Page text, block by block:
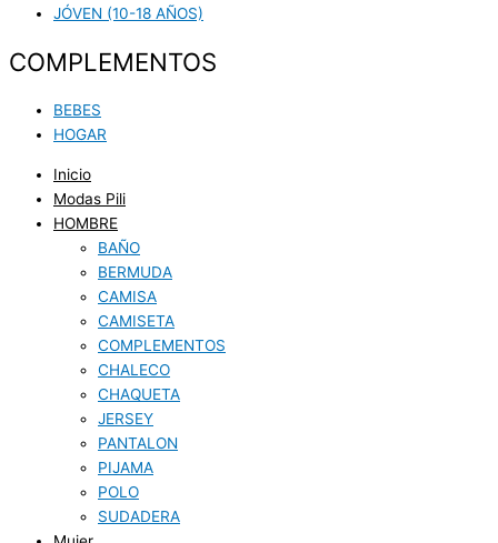
JÓVEN (10-18 AÑOS)
COMPLEMENTOS
BEBES
HOGAR
Inicio
Modas Pili
HOMBRE
BAÑO
BERMUDA
CAMISA
CAMISETA
COMPLEMENTOS
CHALECO
CHAQUETA
JERSEY
PANTALON
PIJAMA
POLO
SUDADERA